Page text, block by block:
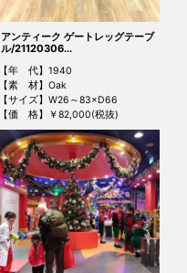
アンティーク ゲートレッグテーブ
ル/21120306...
【年 代】1940
【素 材】Oak
【サイズ】W26～83×D66
【価 格】￥82,000(税抜)